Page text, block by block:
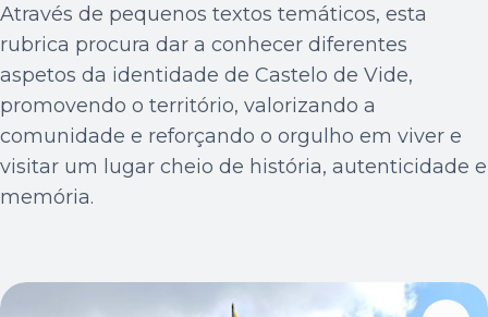
Através de pequenos textos temáticos, esta
rubrica procura dar a conhecer diferentes
aspetos da identidade de Castelo de Vide,
promovendo o território, valorizando a
comunidade e reforçando o orgulho em viver e
visitar um lugar cheio de história, autenticidade e
memória.